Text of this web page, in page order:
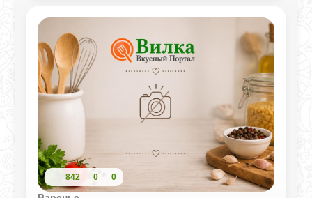
842 0 0